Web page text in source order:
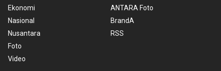
Ekonomi
Nasional
Nusantara
Foto
Video
ANTARA Foto
BrandA
RSS